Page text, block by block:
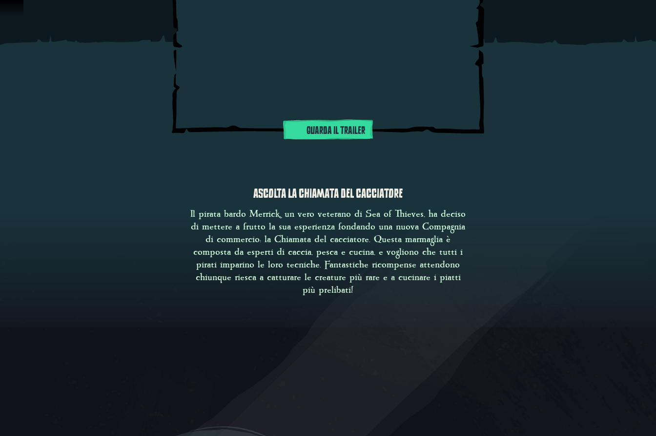
GUARDA IL TRAILER
ASCOLTA LA CHIAMATA DEL CACCIATORE
Il pirata bardo Merrick, un vero veterano di Sea of Thieves, ha deciso
di mettere a frutto la sua esperienza fondando una nuova Compagnia
di commercio: la Chiamata del cacciatore. Questa marmaglia è
composta da esperti di caccia, pesca e cucina, e vogliono che tutti i
pirati imparino le loro tecniche. Fantastiche ricompense attendono
chiunque riesca a catturare le creature più rare e a cucinare i piatti
più prelibati!